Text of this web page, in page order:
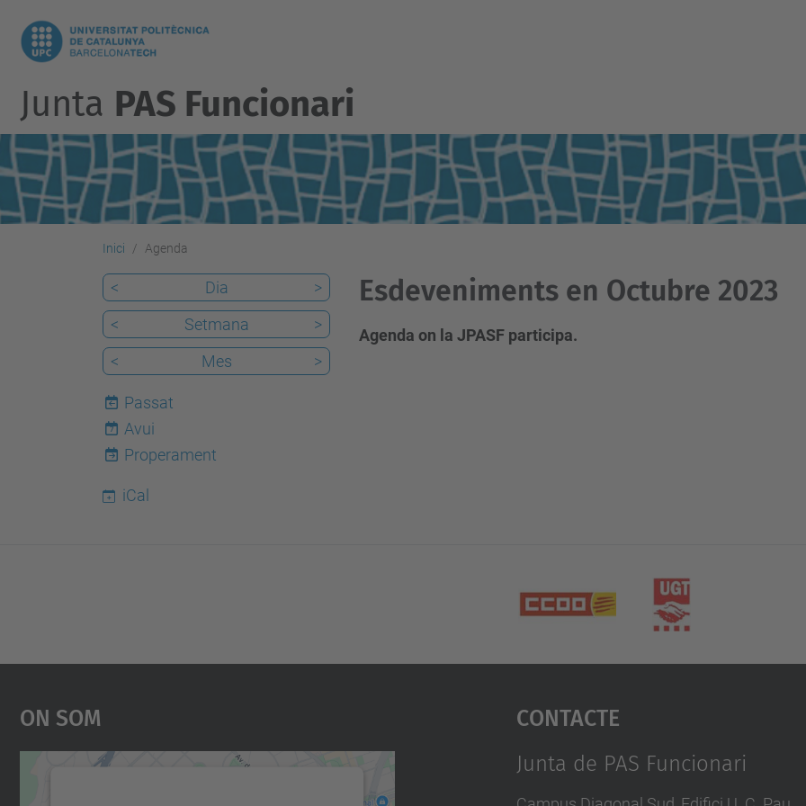
Junta PAS Funcionari
Inici Agenda
Esdeveniments en Octubre 2023
Agenda on la JPASF participa.
< Dia
>
<
Setmana
>
<
Mes >
Passat
7
Avui
Properament
iCal
On Som Contacte
Junta de PAS Funcionari